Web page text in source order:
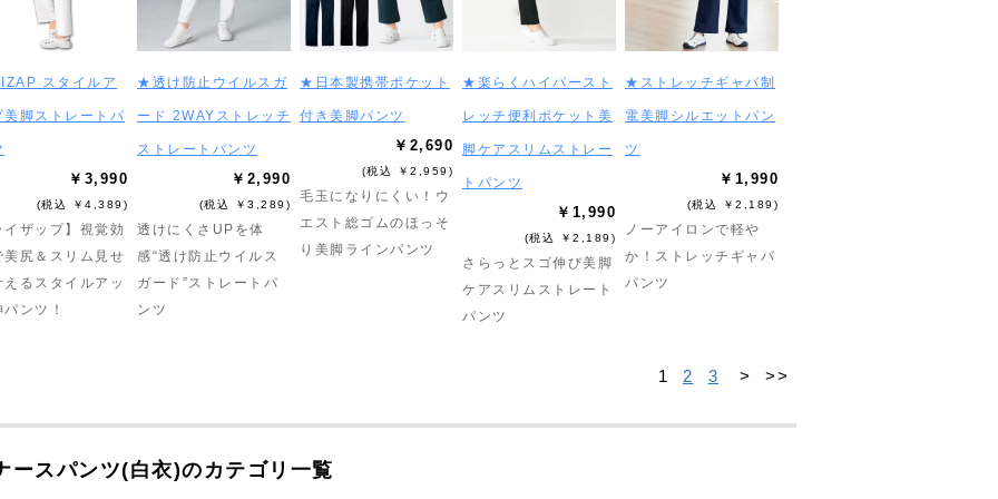
スタイルア
美脚ストレートパ
￥3,990
(税込 ￥4,389)
イザップ】視覚効
美尻＆スリム見せ
えるスタイルアッ
パンツ！
★透け防止ウイルスガ
ード 2WAYストレッチ
ストレートパンツ
￥2,990
(税込 ￥3,289)
透けにくさUPを体
感“透け防止ウイルス
ガード”ストレートパ
ンツ
★日本製携帯ポケット
付き美脚パンツ
￥2,690
(税込 ￥2,959)
毛玉になりにくい！ウ
エスト総ゴムのほっそ
り美脚ラインパンツ
★楽らくハイパースト
レッチ便利ポケット美
脚ケアスリムストレー
トパンツ
￥1,990
(税込 ￥2,189)
さらっとスゴ伸び美脚
ケアスリムストレート
パンツ
★ストレッチギャバ制
電美脚シルエットパン
ツ
￥1,990
(税込 ￥2,189)
ノーアイロンで軽や
か！ストレッチギャバ
パンツ
1 2 3 > >>
ースパンツ(白衣)のカテゴリ一覧